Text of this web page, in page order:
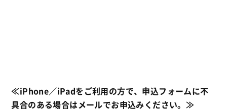
≪iPhone／iPadをご利用の方で、申込フォームに不
具合のある場合はメールでお申込みください。≫